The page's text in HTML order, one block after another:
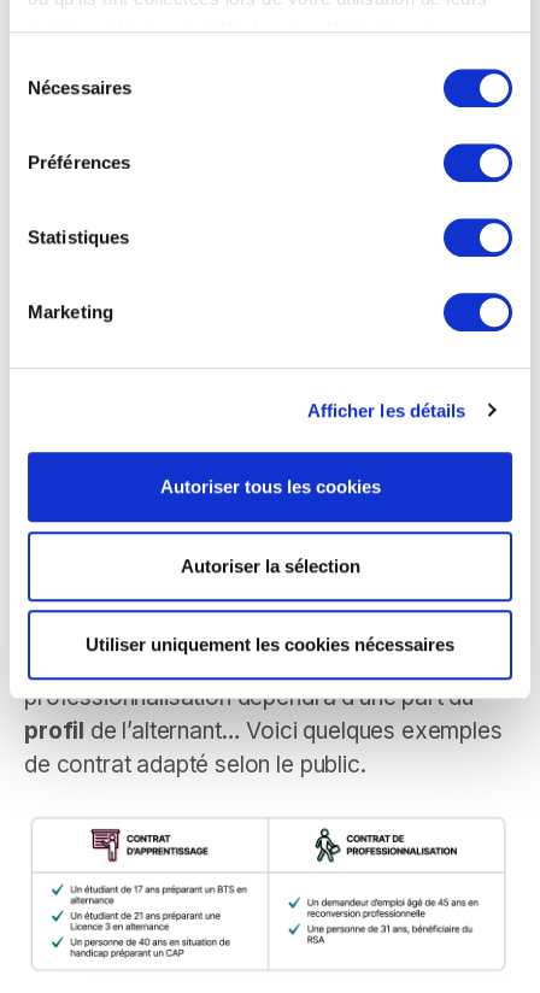
Nécessaires
Préférences
Statistiques
Marketing
Afficher les détails
Autoriser tous les cookies
Autoriser la sélection
Utiliser uniquement les cookies nécessaires
plus, il favorise l’adaptabilité des travailleurs
Différences et avantages
Bien que ces deux types de contrat partagent
une même vocation, ils ne s’adressent pas
exactement au même type de public et offrent
des opportunités distinctes.
Alors, contrat d’apprentissage ou de
professionnalisation ?
Choisir entre contrat d’apprentissage et de
professionnalisation dépendra d’une part du
profil de l’alternant… Voici quelques exemples
de contrat adapté selon le public.